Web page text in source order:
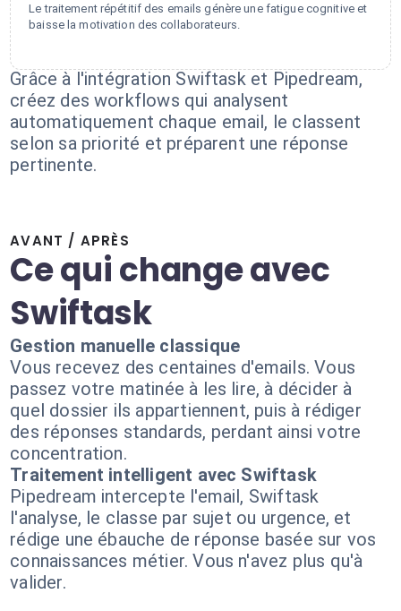
Le traitement répétitif des emails génère une fatigue cognitive et
baisse la motivation des collaborateurs.
Grâce à l'intégration Swiftask et Pipedream,
créez des workflows qui analysent
automatiquement chaque email, le classent
selon sa priorité et préparent une réponse
pertinente.
AVANT / APRÈS
Ce qui change avec
Swiftask
Gestion manuelle classique
Vous recevez des centaines d'emails. Vous
passez votre matinée à les lire, à décider à
quel dossier ils appartiennent, puis à rédiger
des réponses standards, perdant ainsi votre
concentration.
Traitement intelligent avec Swiftask
Pipedream intercepte l'email, Swiftask
l'analyse, le classe par sujet ou urgence, et
rédige une ébauche de réponse basée sur vos
connaissances métier. Vous n'avez plus qu'à
valider.